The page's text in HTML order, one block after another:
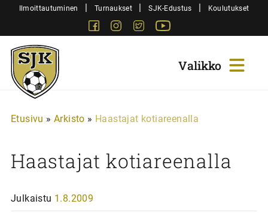
SiirryIlmoittautuminen | Turnaukset | SJK-Edustus | Koulutukset
FacebookInstagram
Twitter
Sjk-
Juniorit
Etusivu » Arkisto » Haastajat kotiareenalla
Haastajat kotiareenalla
Julkaistu 1.8.2009